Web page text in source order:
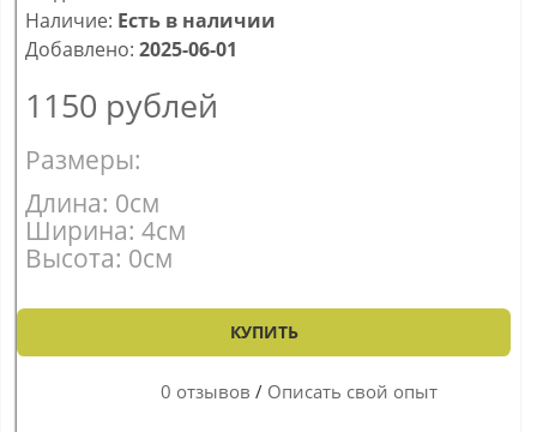
Наличие: Есть в наличии
Добавлено: 2025-06-01
1150 рублей
Размеры:
Длина: 0см
Ширина: 4см
Высота: 0см
КУПИТЬ
0 отзывов / Описать свой опыт